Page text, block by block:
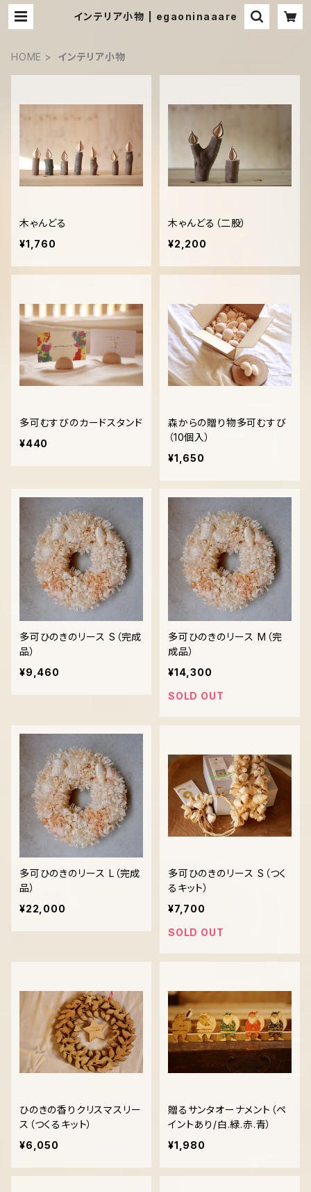
インテリア小物 | egaoninaaare
HOME インテリア小物
木ゃんどる
¥1,760
木ゃんどる（二股）
¥2,200
多可むすびのカードスタンド
¥440
森からの贈り物多可むすび
（10個入）
¥1,650
多可ひのきのリース S（完成
品）
¥9,460
多可ひのきのリース M（完
成品）
¥14,300
SOLD OUT
多可ひのきのリース L（完成
品）
¥22,000
多可ひのきのリース S（つく
るキット）
¥7,700
SOLD OUT
ひのきの香りクリスマスリー
ス（つくるキット）
¥6,050
贈るサンタオーナメント（ペ
イントあり/白.緑.赤.青）
¥1,980